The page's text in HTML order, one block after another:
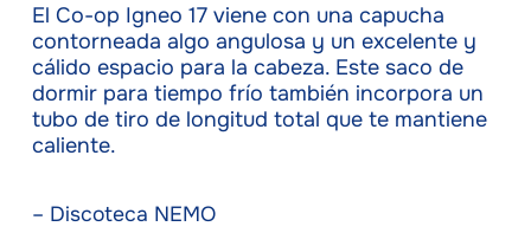
El Co-op Igneo 17 viene con una capucha
contorneada algo angulosa y un excelente y
cálido espacio para la cabeza. Este saco de
dormir para tiempo frío también incorpora un
tubo de tiro de longitud total que te mantiene
caliente.
– Discoteca NEMO